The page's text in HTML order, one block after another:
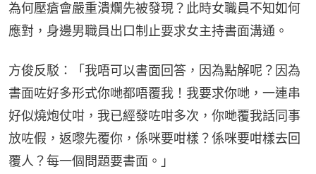
為何壓瘡會嚴重潰爛先被發現？此時女職員不知如何
應對，身邊男職員出口制止要求女主持書面溝通。
方俊反駁：「我唔可以書面回答，因為點解呢？因為
書面咗好多形式你哋都唔覆我！我要求你哋，一連串
好似燒炮仗咁，我已經發咗咁多次，你哋覆我話同事
放咗假，返嚟先覆你，係咪要咁樣？係咪要咁樣去回
覆人？每一個問題要書面。」